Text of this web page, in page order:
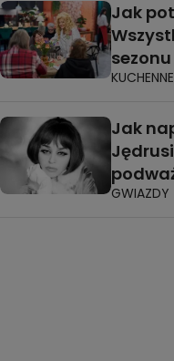
Jak
Jak
GWIAZDY